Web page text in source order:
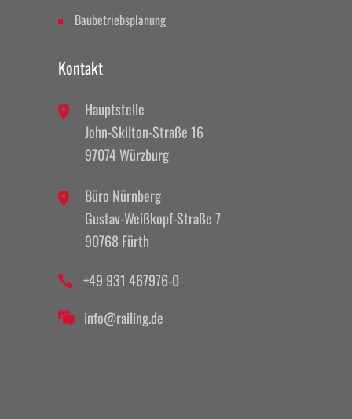
Baubetriebsplanung
Kontakt
Hauptstelle
John-Skilton-Straße 16
97074 Würzburg
Büro Nürnberg
Gustav-Weißkopf-Straße 7
90768 Fürth
+49 931 467976-0
info@railing.de